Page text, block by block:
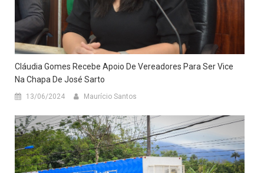
Cláudia Gomes Recebe Apoio De Vereadores Para Ser Vice
Na Chapa De José Sarto
13/06/2024 Maurício Santos